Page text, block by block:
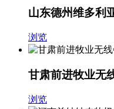
山东德州维多利
浏览
甘肃前进牧业无
浏览